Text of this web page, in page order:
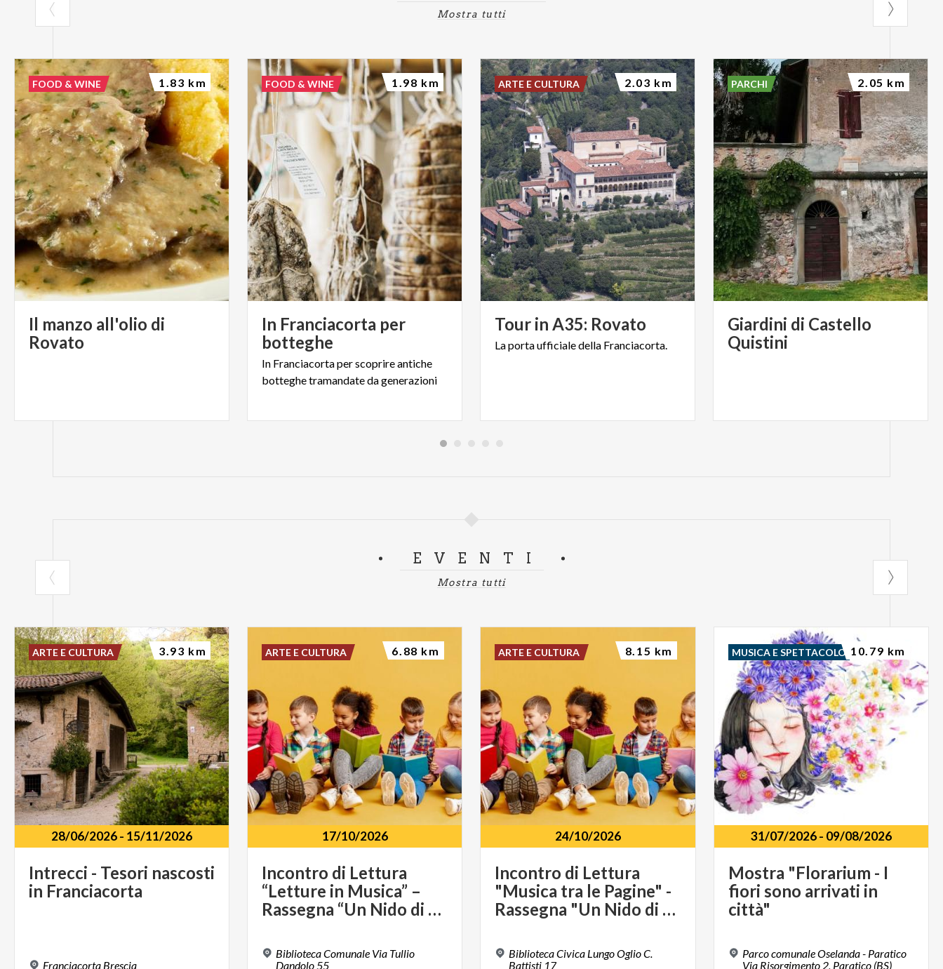
Mostra tutti
Il manzo all'olio di
Rovato
FOOD & WINE 1.83 km
In Franciacorta per
botteghe
In Franciacortaperscoprireantiche
botteghetramandatedagenerazioni
FOOD & WINE 1.98 km
Tour in A35: Rovato
Laportaufficialedella Franciacorta.
ARTE E CULTURA 2.03 km
Giardini di Castello
Quistini
PARCHI 2.05 km
EVENTI
Mostra tutti
28/06/2026- 15/11/2026
Intrecci - Tesori nascosti
in Franciacorta
Franciacorta Brescia
ARTE E CULTURA 3.93 km
17/10/2026
Incontro di Lettura
“Letture in Musica” –
Rassegna “Un Nido di Storie”
Biblioteca Comunale Via Tullio
Dandolo 55
ARTE E CULTURA 6.88 km
24/10/2026
Incontro di Lettura
"Musica tra le Pagine" -
Rassegna "Un Nido di Storie"
Biblioteca Civica Lungo Oglio C.
Battisti 17
ARTE E CULTURA 8.15 km
31/07/2026- 09/08/2026
Mostra "Florarium - I
fiori sono arrivati in
città"
Parco comunale Oselanda - Paratico
Via Risorgimento 2, Paratico (BS)
MUSICA E SPETTACOLO 10.79 km